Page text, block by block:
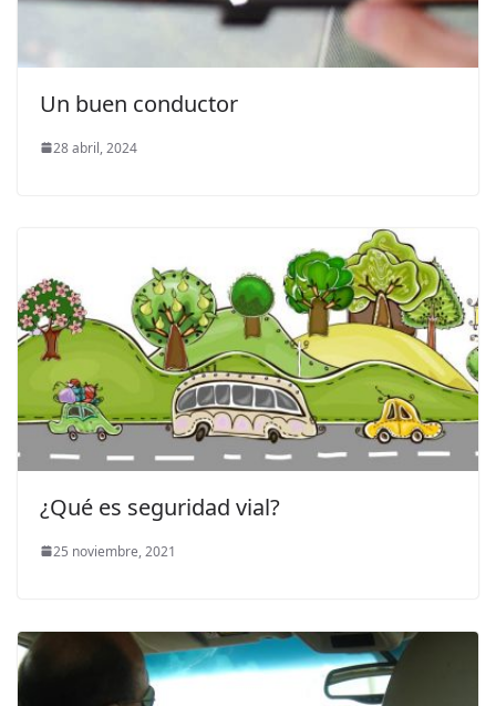
Un buen conductor
28 abril, 2024
¿Qué es seguridad vial?
25 noviembre, 2021